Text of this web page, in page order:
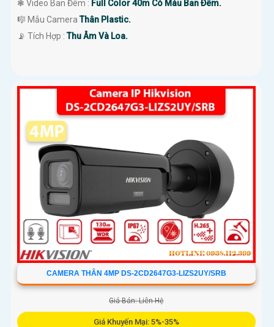
❃ Video Ban Đêm : Full Color 40m Có Màu Ban Ðêm.
🎼️ Mẫu CameraThân Plastic.
️📡 Tích Hợp :Thu Âm Và Loa.
CAMERA THÂN 4MP DS-2CD2647G3-LIZS2UY/SRB
Giá Bán: Liên Hệ
Giá Khuyến Mại: 5%-35%